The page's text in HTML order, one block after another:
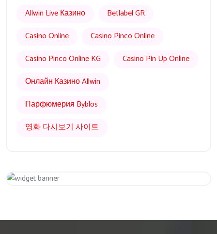
Allwin Live Казино
Betlabel GR
Casino Online
Casino Pinco Online
Casino Pinco Online KG
Casino Pin Up Online
Онлайн Казино Allwin
Парфюмерия Byblos
영화 다시보기 사이트